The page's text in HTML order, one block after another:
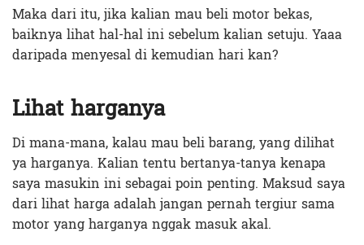
Maka dari itu, jika kalian mau beli motor bekas,
baiknya lihat hal-hal ini sebelum kalian setuju. Yaaa
daripada menyesal di kemudian hari kan?
Lihat harganya
Di mana-mana, kalau mau beli barang, yang dilihat
ya harganya. Kalian tentu bertanya-tanya kenapa
saya masukin ini sebagai poin penting. Maksud saya
dari lihat harga adalah jangan pernah tergiur sama
motor yang harganya nggak masuk akal.